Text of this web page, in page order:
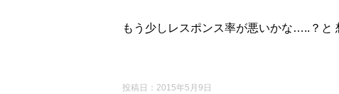
もう少しレスポンス率が悪いかな…..？と
投稿日： 2015年5月9日